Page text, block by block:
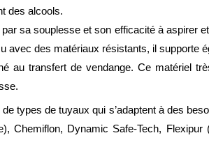
des alcools.
sa souplesse et son efficacité à aspirer
avec des matériaux résistants, il supporte
au transfert de vendange. Ce matériel
types de tuyaux qui s’adaptent à des
Chemiflon, Dynamic Safe-Tech,